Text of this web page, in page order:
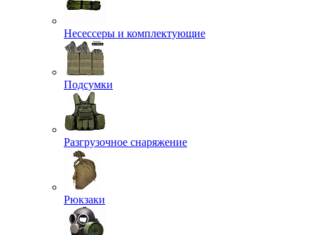
Несессеры и комплектующие
Подсумки
Разгрузочное снаряжение
Рюкзаки